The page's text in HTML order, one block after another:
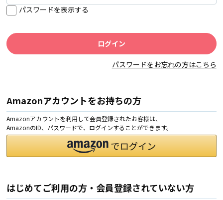
パスワードを表示する
パスワードをお忘れの方はこちら
Amazonアカウントをお持ちの方
Amazonアカウントを利用して会員登録されたお客様は、
AmazonのID、パスワードで、ログインすることができます。
はじめてご利用の方・会員登録されていない方